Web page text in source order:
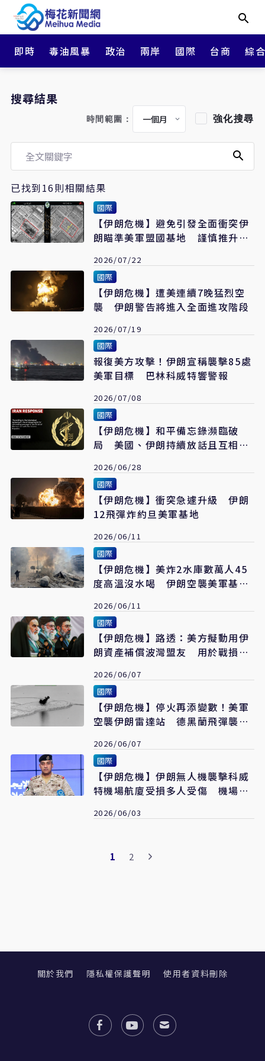
即時 毒油風暴 政治 兩岸 國際 台商 綜
搜尋結果
時間範圍： 強化搜尋
已找到16則相關結果
國際
【伊朗危機】避免引發全面衝突伊
朗瞄準美軍盟國基地 謹慎推升區
2026/07/22
國際
【伊朗危機】遭美連續7晚猛烈空
襲 伊朗警告將進入全面進攻階段
2026/07/19
國際
報復美方攻擊！伊朗宣稱襲擊85處
美軍目標 巴林科威特響警報
2026/07/08
國際
【伊朗危機】和平備忘錄瀕臨破
局 美國、伊朗持續放話且互相轟
2026/06/28
國際
【伊朗危機】衝突急遽升級 伊朗
12飛彈炸約旦美軍基地
2026/06/11
國際
【伊朗危機】美炸2水庫數萬人45
度高溫沒水喝 伊朗空襲美軍基地
2026/06/11
國際
【伊朗危機】路透：美方擬動用伊
朗資產補償波灣盟友 用於戰損重
2026/06/07
國際
【伊朗危機】停火再添變數！美軍
空襲伊朗雷達站 德黑蘭飛彈襲科
2026/06/07
國際
【伊朗危機】伊朗無人機襲擊科威
特機場航廈受損多人受傷 機場全
2026/06/03
1 2
關於我們 隱私權保護聲明 使用者資料刪除